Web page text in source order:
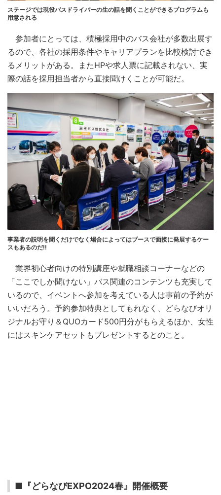
ステージでは現役バスドライバーの生の話を聞くことができるプログラムも
用意される
参加者にとっては、積極採用中のバス会社が多数出展す
るので、各社の採用条件やキャリアプランを比較検討でき
るメリットがある。またHPや求人票に記載されない、実
際の話を採用担当者から直接聞けくことが可能だ。
事業者の説明を聞くだけでなく場合によってはブースで面接に発展するケー
スもあるのだ!!
業界初心者向けの特別講座や就職相談コーナーなどの
「ここでしか聞けない」バス関連のコンテンツも充実して
いるので、イベントへ参加を考えている人は事前の予約が
いいだろう。予約参加特典としてもれなく、どらなびオリ
ジナルお守り＆QUOカード500円分がもらえるほか、女性
にはスキンケアセットもプレゼントするとのこと。
■『どらなびEXPO2024春』開催概要